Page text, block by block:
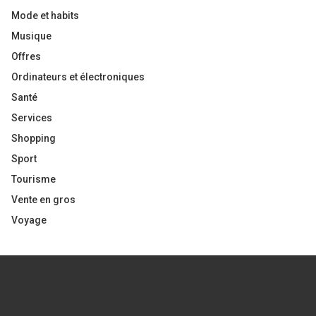
Mode et habits
Musique
Offres
Ordinateurs et électroniques
Santé
Services
Shopping
Sport
Tourisme
Vente en gros
Voyage